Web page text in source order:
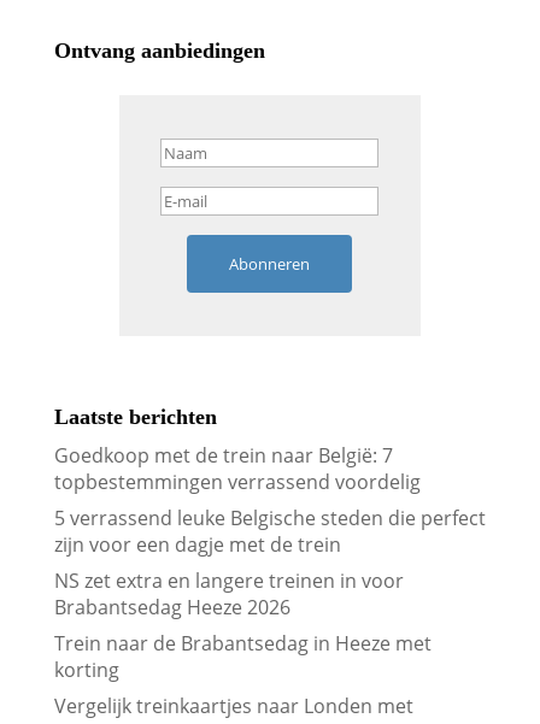
Ontvang aanbiedingen
Abonneren
Laatste berichten
Goedkoop met de trein naar België: 7
topbestemmingen verrassend voordelig
5 verrassend leuke Belgische steden die perfect
zijn voor een dagje met de trein
NS zet extra en langere treinen in voor
Brabantsedag Heeze 2026
Trein naar de Brabantsedag in Heeze met
korting
Vergelijk treinkaartjes naar Londen met